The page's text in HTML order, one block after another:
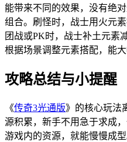
能带来不同的效果，没有绝
组合。刷怪时，战士用火元
团战或PK时，战士补土元素
根据场景调整元素搭配，能大
攻略总结与小提醒
《传奇3光通版》的核心玩法
源积累，新手不用急于求成
游戏内的资源，就能慢慢成